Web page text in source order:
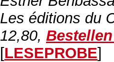
Les éditions du
12,80,
[LESEPROBE]